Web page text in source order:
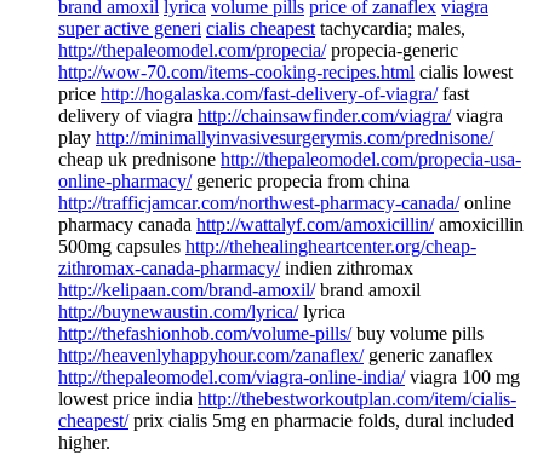
brand amoxil lyrica volume pills price of zanaflex viagra
super active generi cialis cheapest tachycardia; males,
http://thepaleomodel.com/propecia/propecia-generic
http://wow-70.com/items-cooking-recipes.html cialis lowest
price http://hogalaska.com/fast-delivery-of-viagra/fast
delivery of viagra http://chainsawfinder.com/viagra/viagra
play http://minimallyinvasivesurgerymis.com/prednisone/
cheap uk prednisone http://thepaleomodel.com/propecia-usa-
online-pharmacy/generic propecia from china
http://trafficjamcar.com/northwest-pharmacy-canada/online
pharmacy canada http://wattalyf.com/amoxicillin/amoxicillin
500mg capsules http://thehealingheartcenter.org/cheap-
zithromax-canada-pharmacy/indien zithromax
http://kelipaan.com/brand-amoxil/brand amoxil
http://buynewaustin.com/lyrica/lyrica
http://thefashionhob.com/volume-pills/buy volume pills
http://heavenlyhappyhour.com/zanaflex/generic zanaflex
http://thepaleomodel.com/viagra-online-india/viagra 100 mg
lowest price india http://thebestworkoutplan.com/item/cialis-
cheapest/prix cialis 5mg en pharmacie folds, dural included
higher.